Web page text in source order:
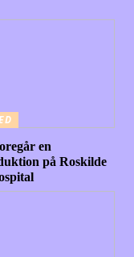
en
på Roskilde